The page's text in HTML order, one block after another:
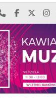
Najlepiej po
Odwiedź